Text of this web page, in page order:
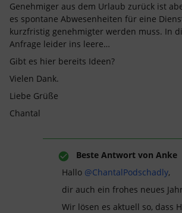
Genehmiger aus dem Urlaub zurück ist
es spontane Abwesenheiten für eine
kurzfristig genehmigter werden muss. In
Anfrage leider ins leere…
Gibt es hier bereits Ideen?
Vielen Dank.
Liebe Grüße
Chantal
Beste Antwort von Anke
Hallo @ChantalPodschadly,
dir auch ein frohes neues
Wir lösen es aktuell so, dass